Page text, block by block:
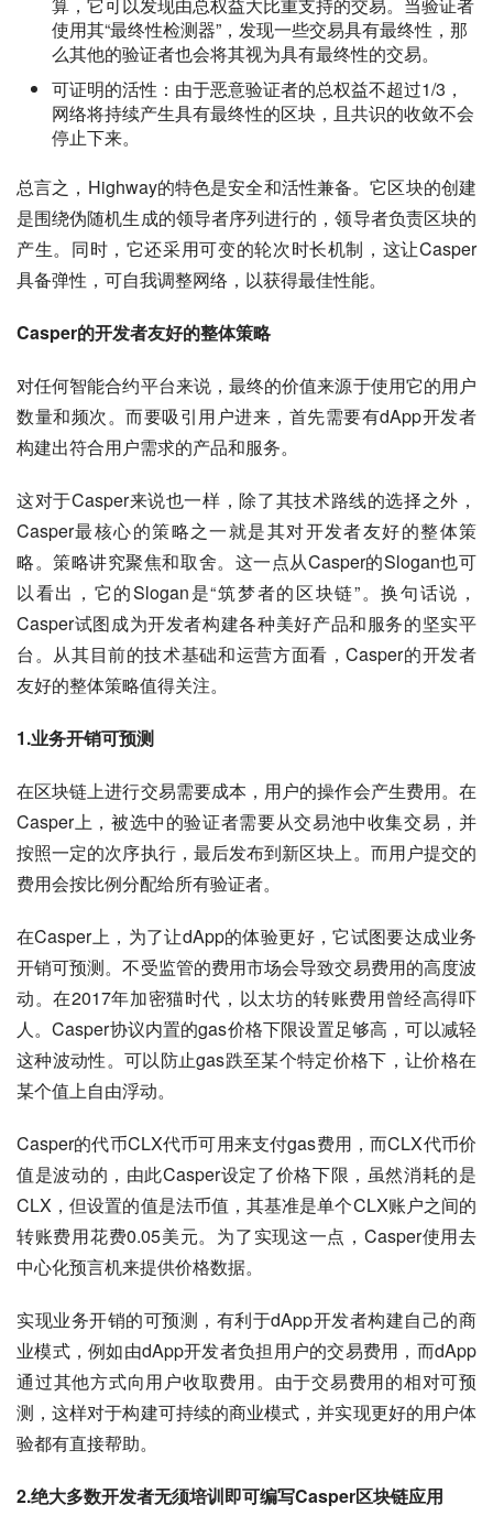
使用其“最终性检测器”，发现一些交易具有最终性，那
么其他的验证者也会将其视为具有最终性的交易。
可证明的活性：由于恶意验证者的总权益不超过1/3，
网络将持续产生具有最终性的区块，且共识的收敛不会
停止下来。
总言之，Highway的特色是安全和活性兼备。它区块的创建
是围绕伪随机生成的领导者序列进行的，领导者负责区块的
产生。同时，它还采用可变的轮次时长机制，这让Casper
具备弹性，可自我调整网络，以获得最佳性能。
Casper的开发者友好的整体策略
对任何智能合约平台来说，最终的价值来源于使用它的用户
数量和频次。而要吸引用户进来，首先需要有dApp开发者
构建出符合用户需求的产品和服务。
这对于Casper来说也一样，除了其技术路线的选择之外，
Casper最核心的策略之一就是其对开发者友好的整体策
略。策略讲究聚焦和取舍。这一点从Casper的Slogan也可
以看出，它的Slogan是“筑梦者的区块链”。换句话说，
Casper试图成为开发者构建各种美好产品和服务的坚实平
台。从其目前的技术基础和运营方面看，Casper的开发者
友好的整体策略值得关注。
1.业务开销可预测
在区块链上进行交易需要成本，用户的操作会产生费用。在
Casper上，被选中的验证者需要从交易池中收集交易，并
按照一定的次序执行，最后发布到新区块上。而用户提交的
费用会按比例分配给所有验证者。
在Casper上，为了让dApp的体验更好，它试图要达成业务
开销可预测。不受监管的费用市场会导致交易费用的高度波
动。在2017年加密猫时代，以太坊的转账费用曾经高得吓
人。Casper协议内置的gas价格下限设置足够高，可以减轻
这种波动性。可以防止gas跌至某个特定价格下，让价格在
某个值上自由浮动。
Casper的代币CLX代币可用来支付gas费用，而CLX代币价
值是波动的，由此Casper设定了价格下限，虽然消耗的是
CLX，但设置的值是法币值，其基准是单个CLX账户之间的
转账费用花费0.05美元。为了实现这一点，Casper使用去
中心化预言机来提供价格数据。
实现业务开销的可预测，有利于dApp开发者构建自己的商
业模式，例如由dApp开发者负担用户的交易费用，而dApp
通过其他方式向用户收取费用。由于交易费用的相对可预
测，这样对于构建可持续的商业模式，并实现更好的用户体
验都有直接帮助。
2.绝大多数开发者无须培训即可编写Casper区块链应用